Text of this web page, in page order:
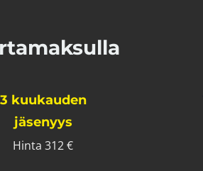
3 kuukauden
jäsenyys
Hinta 312 €